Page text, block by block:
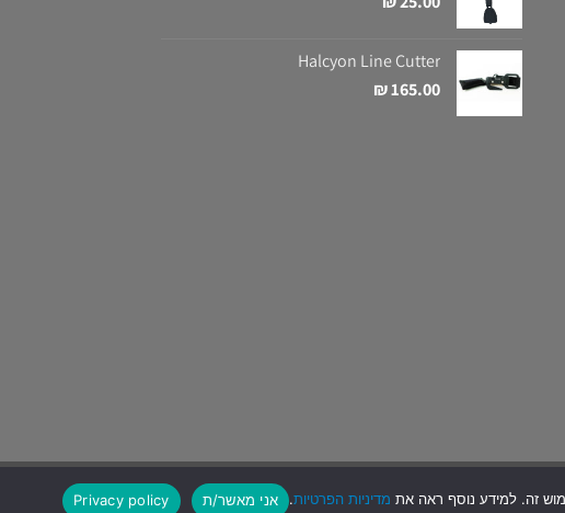
Halcyon Line Cutter
₪165.00
מדיניות הפרטיות. אני מאשר/ת Privacy policy